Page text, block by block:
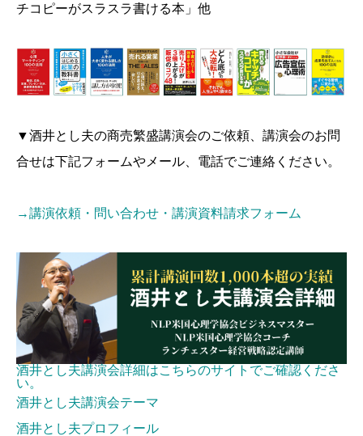
チコピーがスラスラ書ける本」他
▼酒井とし夫の商売繁盛講演会のご依頼、講演会のお問
合せは下記フォームやメール、電話でご連絡ください。
→講演依頼・問い合わせ・講演資料請求フォーム
酒井とし夫講演会詳細はこちらのサイトでご確認くださ
い。
酒井とし夫講演会テーマ
酒井とし夫プロフィール